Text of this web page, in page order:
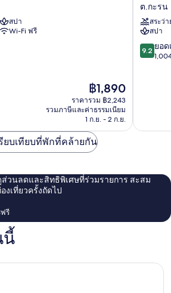
สปา
Wi-Fi ฟรี
ราคา
ปัจจุบัน
คือ
฿1,890
฿1,890
ราคารวม ฿2,243
รวมภาษีและค่าธรรมเนียม
1 ก.ย. - 2 ก.ย.
ธานี
ภูเก็ต
บีช
รีสอร์ท
ต.กะรน
ต.กะรน
สระว่
สปา
9.2
จาก
9.2 ยอด
ยบเทียบที่พักที่คล้ายกัน
ส่วนลดและสิทธิพิเศษที่ร่วมรายการ สะสม
งเที่ยวครั้งถัดไป
รี
นี้